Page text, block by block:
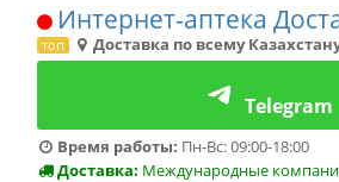
Интернет-аптека
топ Доставка по всему
Telegram
Время работы: Пн-Вс: 09:00-18:00
Доставка: Международные